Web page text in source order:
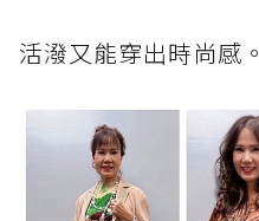
活潑又能穿出時尚感。